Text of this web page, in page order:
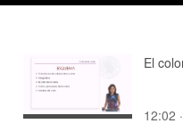
El
12:02